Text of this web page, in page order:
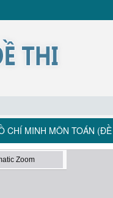
CHÍ MINH MÔN TOÁN